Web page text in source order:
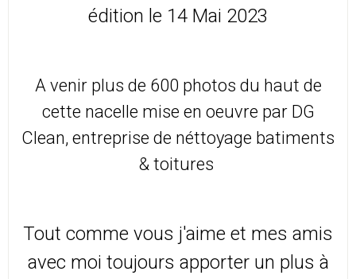
édition le 14 Mai 2023
A venir plus de 600 photos du haut de
cette nacelle mise en oeuvre par DG
Clean, entreprise de néttoyage batiments
& toitures
Tout comme vous j'aime et mes amis
avec moi toujours apporter un plus à